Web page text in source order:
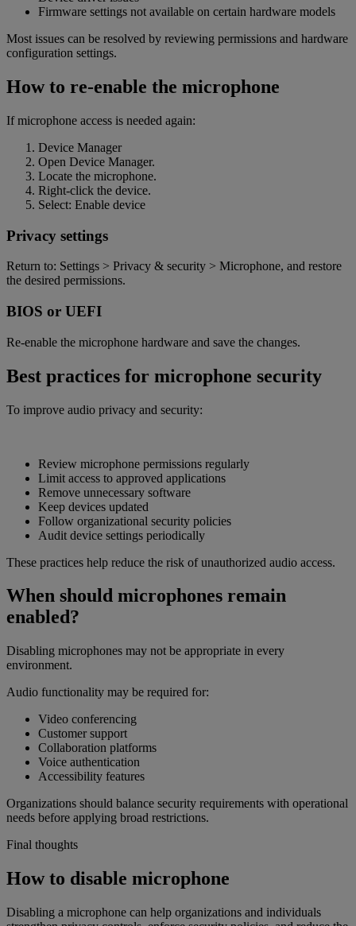
Firmware settings not available on certain hardware models
Most issues can be resolved by reviewing permissions and hardware
configuration settings.
How to re-enable the microphone
If microphone access is needed again:
Device Manager
Open Device Manager.
Locate the microphone.
Right-click the device.
Select: Enable device
Privacy settings
Return to: Settings > Privacy & security > Microphone, and restore
the desired permissions.
BIOS or UEFI
Re-enable the microphone hardware and save the changes.
Best practices for microphone security
To improve audio privacy and security:
Review microphone permissions regularly
Limit access to approved applications
Remove unnecessary software
Keep devices updated
Follow organizational security policies
Audit device settings periodically
These practices help reduce the risk of unauthorized audio access.
When should microphones remain
enabled?
Disabling microphones may not be appropriate in every
environment.
Audio functionality may be required for:
Video conferencing
Customer support
Collaboration platforms
Voice authentication
Accessibility features
Organizations should balance security requirements with operational
needs before applying broad restrictions.
Final thoughts
How to disable microphone
Disabling a microphone can help organizations and individuals